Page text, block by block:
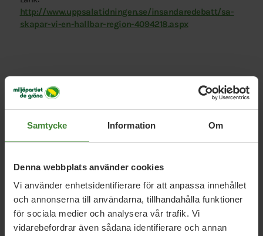
Samtycke Information Om
Denna webbplats använder cookies
Vi använder enhetsidentifierare för att anpassa innehållet
och annonserna till användarna, tillhandahålla funktioner
för sociala medier och analysera vår trafik. Vi
vidarebefordrar även sådana identifierare och annan
http://www.uppsalatidningen.se/insandaredebatt/sa-
skapar-vi-en-hallbar-region-4094218.aspx
Relaterade nyheter
Uppsala län, 13 juli 2026
Debatt: Sjukhusmaten kan stärka både
beredskap och lantbruk